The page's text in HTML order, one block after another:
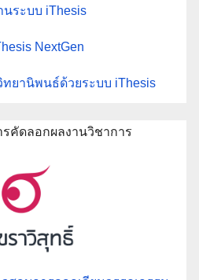
นระบบ iThesis
NextGen
ยานิพนธ์ด้วยระบบ iThesis
คัดลอกผลงานวิชาการ